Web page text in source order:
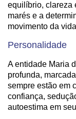
equilíbrio, clareza
marés e a
movimento da
Personalidade
A entidade Maria
profunda,
sempre estão em
confiança,
autoestima em